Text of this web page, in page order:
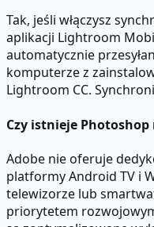
Tak, jeśli włączysz
aplikacji Lightroom
automatycznie
komputerze z
Lightroom CC.
Czy istnieje Photoshop
Adobe nie oferuje
platformy Android TV i
telewizorze lub
priorytetem